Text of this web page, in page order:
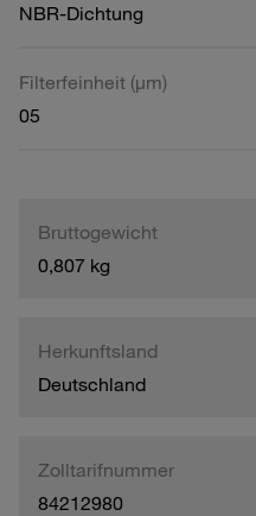
NBR-Dichtung
Filterfeinheit (µm)
05
Bruttogewicht
0,807 kg
Herkunftsland
Deutschland
Zolltarifnummer
84212980